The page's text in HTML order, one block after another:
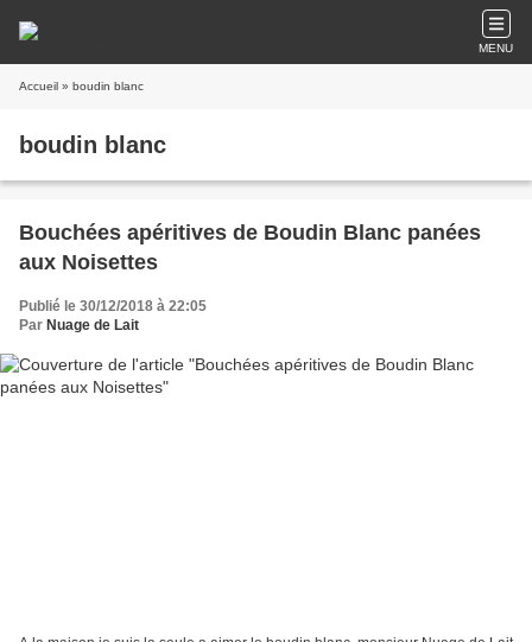
MENU
Accueil » boudin blanc
boudin blanc
Bouchées apéritives de Boudin Blanc panées
aux Noisettes
Publié le 30/12/2018 à 22:05
Par Nuage de Lait